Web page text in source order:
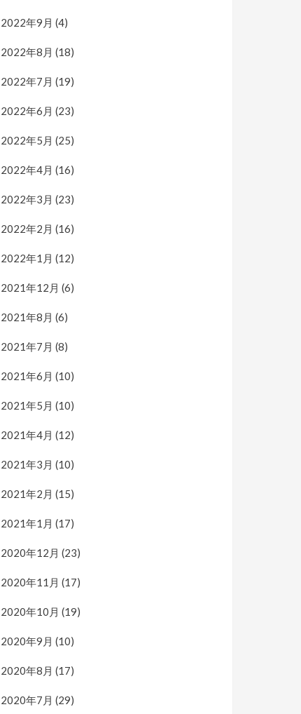
2022年9月 (4)
2022年8月 (18)
2022年7月 (19)
2022年6月 (23)
2022年5月 (25)
2022年4月 (16)
2022年3月 (23)
2022年2月 (16)
2022年1月 (12)
2021年12月 (6)
2021年8月 (6)
2021年7月 (8)
2021年6月 (10)
2021年5月 (10)
2021年4月 (12)
2021年3月 (10)
2021年2月 (15)
2021年1月 (17)
2020年12月 (23)
2020年11月 (17)
2020年10月 (19)
2020年9月 (10)
2020年8月 (17)
2020年7月 (29)